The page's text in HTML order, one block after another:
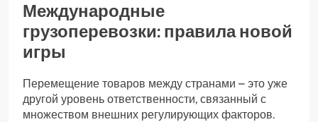
Международные
грузоперевозки: правила новой
игры
Перемещение товаров между странами – это уже
другой уровень ответственности, связанный с
множеством внешних регулирующих факторов.